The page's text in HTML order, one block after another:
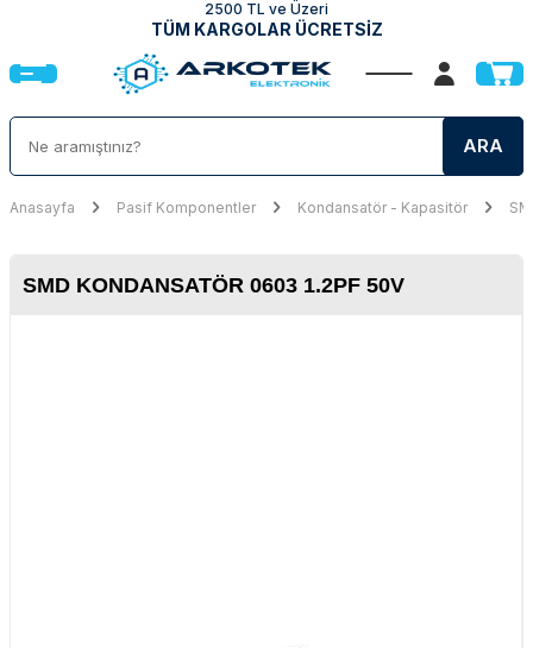
2500 TL ve Üzeri
TÜM KARGOLAR ÜCRETSİZ
ARA
Anasayfa Pasif Komponentler Kondansatör - Kapasitör
SMD KONDANSATÖR 0603 1.2PF 50V